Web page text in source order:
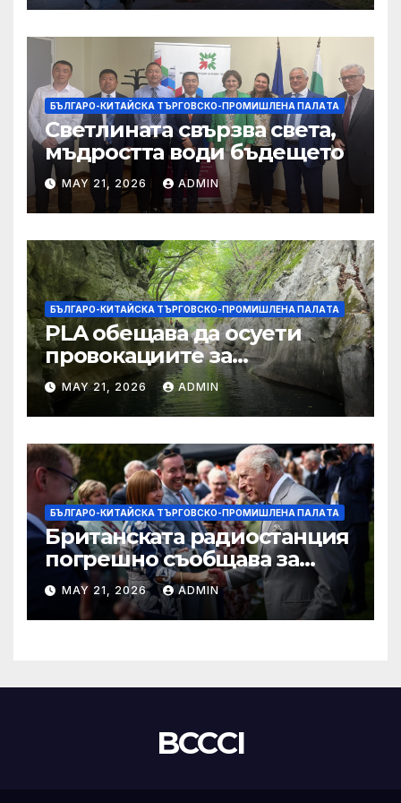
БЪЛГАРО-КИТАЙСКА ТЪРГОВСКО-ПРОМИШЛЕНА ПАЛAТА
Светлината свързва света,
мъдростта води бъдещето
MAY 21, 2026 ADMIN
БЪЛГАРО-КИТАЙСКА ТЪРГОВСКО-ПРОМИШЛЕНА ПАЛAТА
PLA обещава да осуети
провокациите за
„независимост на Тайван“.
MAY 21, 2026 ADMIN
БЪЛГАРО-КИТАЙСКА ТЪРГОВСКО-ПРОМИШЛЕНА ПАЛAТА
Британската радиостанция
погрешно съобщава за
смъртта на крал Чарлз
MAY 21, 2026 ADMIN
BCCCI